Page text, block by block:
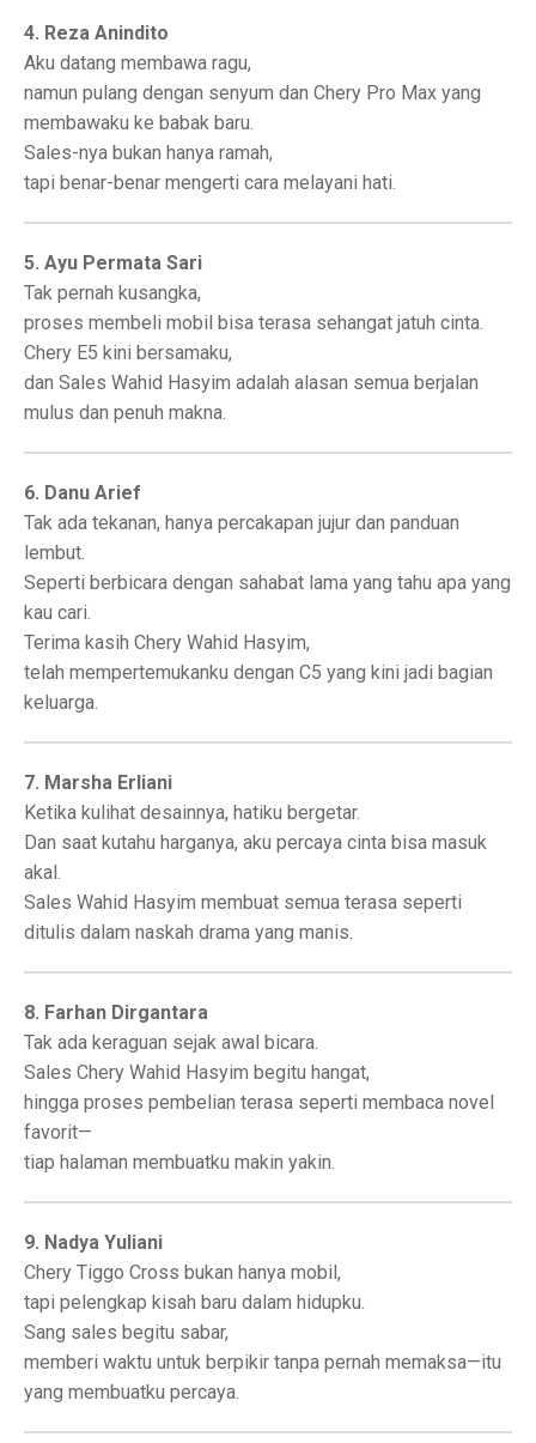
4. Reza Anindito
Aku datang membawa ragu,
namun pulang dengan senyum dan Chery Pro Max yang
membawaku ke babak baru.
Sales-nya bukan hanya ramah,
tapi benar-benar mengerti cara melayani hati.
5. Ayu Permata Sari
Tak pernah kusangka,
proses membeli mobil bisa terasa sehangat jatuh cinta.
Chery E5 kini bersamaku,
dan Sales Wahid Hasyim adalah alasan semua berjalan
mulus dan penuh makna.
6. Danu Arief
Tak ada tekanan, hanya percakapan jujur dan panduan
lembut.
Seperti berbicara dengan sahabat lama yang tahu apa yang
kau cari.
Terima kasih Chery Wahid Hasyim,
telah mempertemukanku dengan C5 yang kini jadi bagian
keluarga.
7. Marsha Erliani
Ketika kulihat desainnya, hatiku bergetar.
Dan saat kutahu harganya, aku percaya cinta bisa masuk
akal.
Sales Wahid Hasyim membuat semua terasa seperti
ditulis dalam naskah drama yang manis.
8. Farhan Dirgantara
Tak ada keraguan sejak awal bicara.
Sales Chery Wahid Hasyim begitu hangat,
hingga proses pembelian terasa seperti membaca novel
favorit—
tiap halaman membuatku makin yakin.
9. Nadya Yuliani
Chery Tiggo Cross bukan hanya mobil,
tapi pelengkap kisah baru dalam hidupku.
Sang sales begitu sabar,
memberi waktu untuk berpikir tanpa pernah memaksa—itu
yang membuatku percaya.